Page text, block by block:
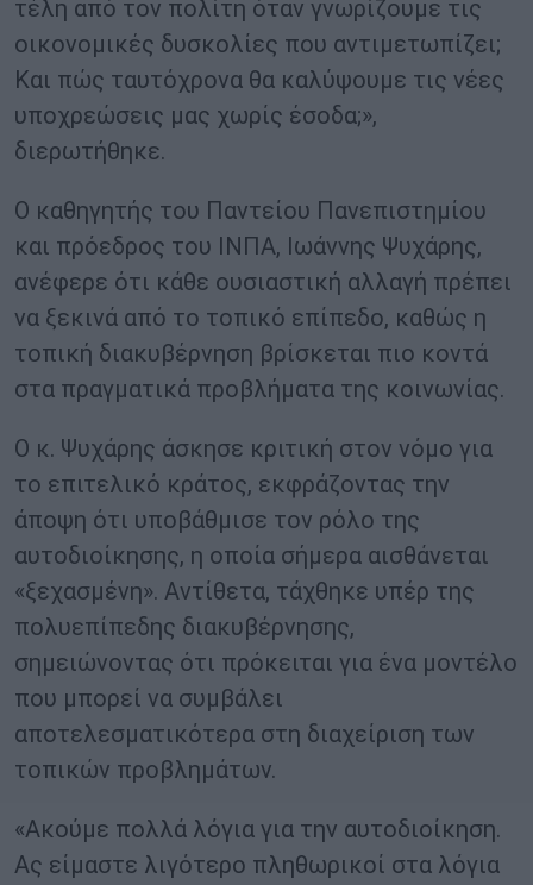
τέλη από τον πολίτη όταν γνωρίζουμε τις
οικονομικές δυσκολίες που αντιμετωπίζει;
Και πώς ταυτόχρονα θα καλύψουμε τις νέες
υποχρεώσεις μας χωρίς έσοδα;»,
διερωτήθηκε.
Ο καθηγητής του Παντείου Πανεπιστημίου
και πρόεδρος του ΙΝΠΑ, Ιωάννης Ψυχάρης,
ανέφερε ότι κάθε ουσιαστική αλλαγή πρέπει
να ξεκινά από το τοπικό επίπεδο, καθώς η
τοπική διακυβέρνηση βρίσκεται πιο κοντά
στα πραγματικά προβλήματα της κοινωνίας.
Ο κ. Ψυχάρης άσκησε κριτική στον νόμο για
το επιτελικό κράτος, εκφράζοντας την
άποψη ότι υποβάθμισε τον ρόλο της
αυτοδιοίκησης, η οποία σήμερα αισθάνεται
«ξεχασμένη». Αντίθετα, τάχθηκε υπέρ της
πολυεπίπεδης διακυβέρνησης,
σημειώνοντας ότι πρόκειται για ένα μοντέλο
που μπορεί να συμβάλει
αποτελεσματικότερα στη διαχείριση των
τοπικών προβλημάτων.
«Ακούμε πολλά λόγια για την αυτοδιοίκηση.
Ας είμαστε λιγότερο πληθωρικοί στα λόγια